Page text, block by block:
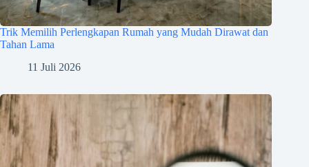
Trik Memilih Perlengkapan Rumah yang Mudah Dirawat dan
Tahan Lama
11 Juli 2026